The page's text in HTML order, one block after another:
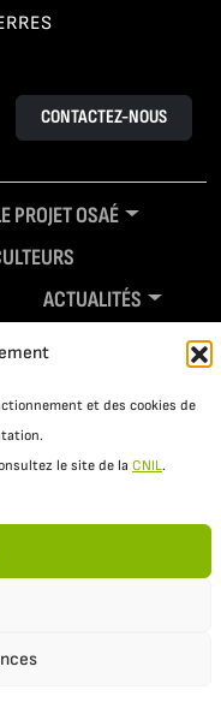
et des cookies de
le site de la CNIL.
CONTACTEZ-NOUS
PROJET OSAÉ
ACTUALITÉS
confidentialité